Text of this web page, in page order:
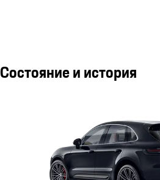
Состояние и история